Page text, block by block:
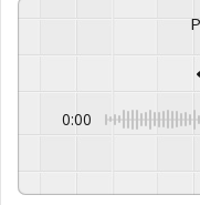
0:00